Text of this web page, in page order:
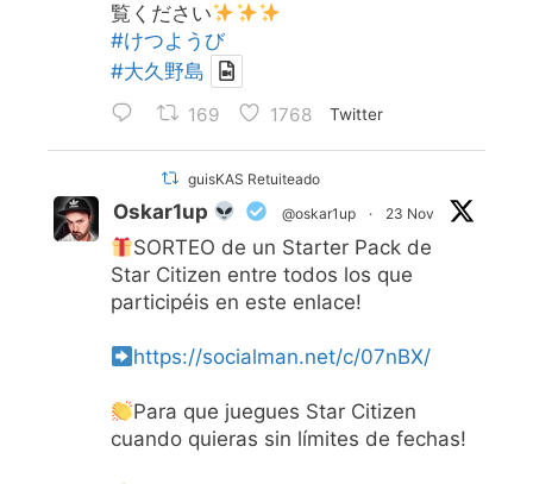
覧ください
#けつようび
#大久野島
169 1768 Twitter
guisKAS Retuiteado
Oskar1up @oskar1up · 23 Nov
SORTEO de un Starter Pack de
Star Citizen entre todos los que
participéis en este enlace!
https://socialman.net/c/07nBX/
Para que juegues Star Citizen
cuando quieras sin límites de fechas!